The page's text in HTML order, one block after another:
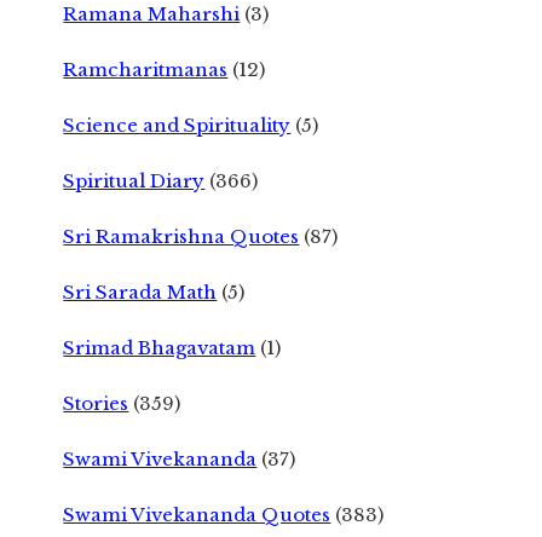
Ramana Maharshi (3)
Ramcharitmanas (12)
Science and Spirituality (5)
Spiritual Diary (366)
Sri Ramakrishna Quotes (87)
Sri Sarada Math (5)
Srimad Bhagavatam (1)
Stories (359)
Swami Vivekananda (37)
Swami Vivekananda Quotes (383)